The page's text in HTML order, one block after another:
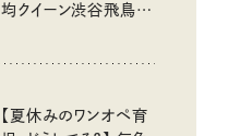
均クイーン渋谷飛鳥の
【夏休みのワンオペ育